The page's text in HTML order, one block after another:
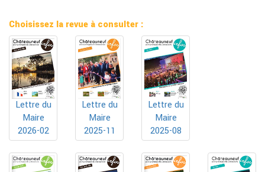
Choisissez la revue à consulter :
Lettre du
Maire
2026-02
Lettre du
Maire
2025-11
Lettre du
Maire
2025-08